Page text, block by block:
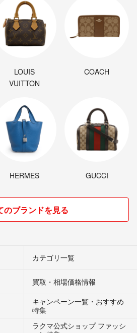
LOUIS
VUITTON
COACH
HERMES GUCCI
のブランドを見る
カテゴリ一覧
買取・相場価格情報
キャンペーン一覧・おすすめ
特集
ラクマ公式ショップ ファッシ